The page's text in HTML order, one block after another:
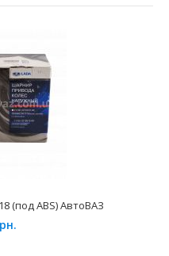
ВАЗ-2121, 21213,
(под ABS) АвтоВАЗ